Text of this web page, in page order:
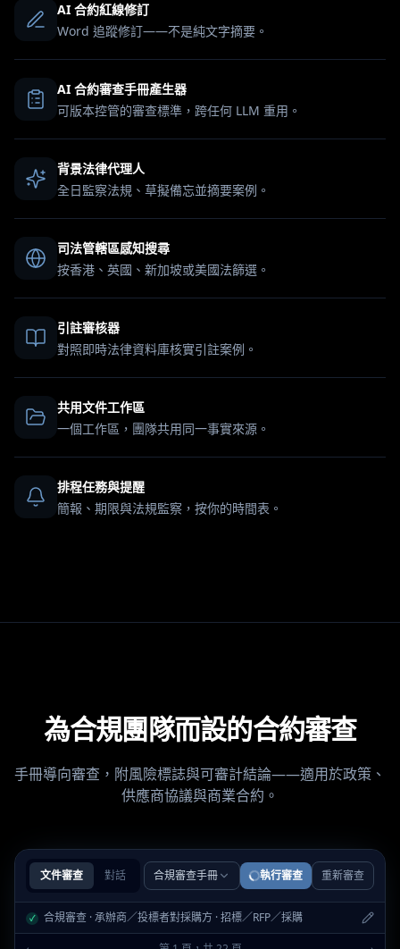
AI 合約紅線修訂
Word 追蹤修訂——不是純文字摘要。
AI 合約審查手冊產生器
可版本控管的審查標準，跨任何 LLM 重用。
背景法律代理人
全日監察法規、草擬備忘並摘要案例。
司法管轄區感知搜尋
按香港、英國、新加坡或美國法篩選。
引註審核器
對照即時法律資料庫核實引註案例。
共用文件工作區
一個工作區，團隊共用同一事實來源。
排程任務與提醒
簡報、期限與法規監察，按你的時間表。
為合規團隊而設的合約審查
手冊導向審查，附風險標誌與可審計結論——適用於政策、
供應商協議與商業合約。
文件審查 對話 合規審查手冊 執行審查 重新審查
✓ 合規審查 · 承辦商／投標者對採購方 · 招標／RFP／採購